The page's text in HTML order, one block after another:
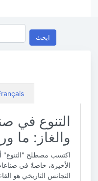
ابحث
التنوع في
والغاز: ما
اكتسب مصطلح "التنوع"
الأخيرة، خاصةً في
التجانس التاريخي هو